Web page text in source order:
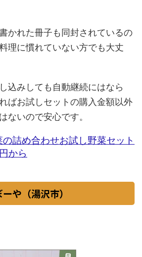
かれた冊子も同封されているの
理に慣れていない方でも大丈
込みしても自動継続にはなら
ばお試しセットの購入金額以外
ないので安心です。
詰め合わせお試し野菜セット
から
や（湯沢市）